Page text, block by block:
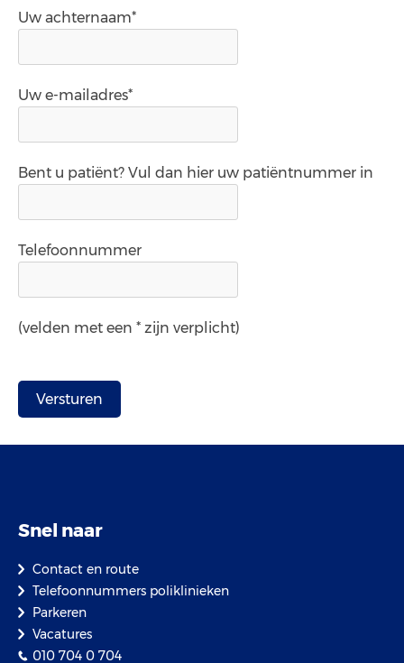
Uw achternaam*
Uw e-mailadres*
Bent u patiënt? Vul dan hier uw patiëntnummer in
Telefoonnummer
(velden met een * zijn verplicht)
Snel naar
Contact en route
Telefoonnummers poliklinieken
Parkeren
Vacatures
010 704 0 704